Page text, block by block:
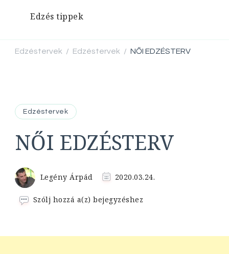
Edzés tippek
Edzéstervek / Edzéstervek / NŐI EDZÉSTERV
Edzéstervek
NŐI EDZÉSTERV
Legény Árpád 2020.03.24.
Szólj hozzá a(z)NŐI
bejegyzéshez